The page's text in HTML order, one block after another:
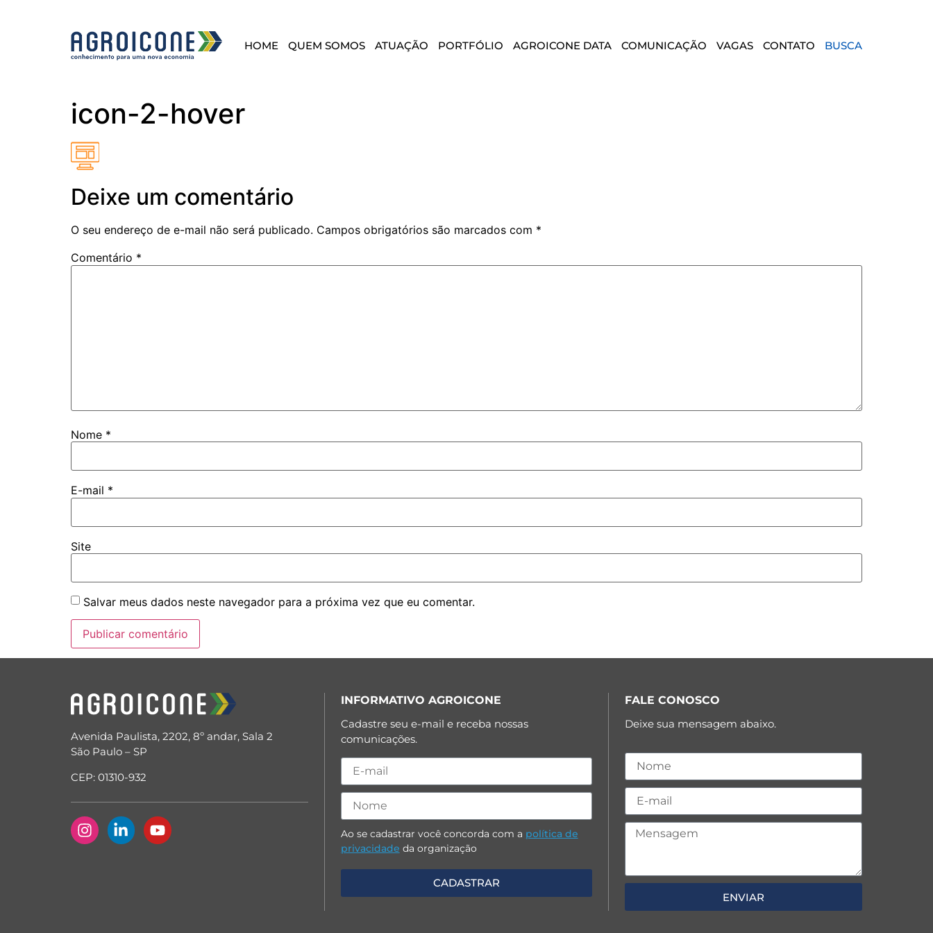
HOME QUEM SOMOS ATUAÇÃO PORTFÓLIO AGROICONE DATA COMUNICAÇÃO VAGAS CONTATO BUSCA
icon-2-hover
Deixe um comentário
O seu endereço de e-mail não será publicado. Campos obrigatórios são marcados com *
Comentário *
Nome *
E-mail *
Site
Salvar meus dados neste navegador para a próxima vez que eu comentar.
Avenida Paulista, 2202, 8º andar, Sala 2
São Paulo – SP
CEP: 01310-932
INFORMATIVO AGROICONE
Cadastre seu e-mail e receba nossas
comunicações.
Ao se cadastrar você concorda com a política de
privacidade da organização
FALE CONOSCO
Deixe sua mensagem abaixo.
ENVIAR